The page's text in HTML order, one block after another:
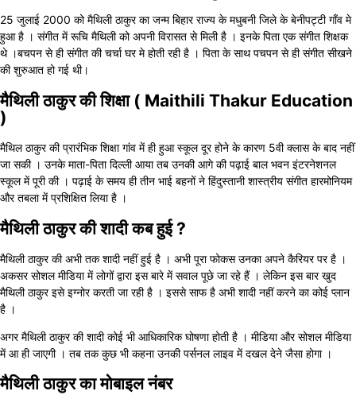
25 जुलाई 2000 को मैथिली ठाकुर का जन्म बिहार राज्य के मधुबनी जिले के बेनीपट्टी गाँव मे
हुआ है । संगीत में रूचि मैथिली को अपनी विरासत से मिली है । इनके पिता एक संगीत शिक्षक
थे ।बचपन से ही संगीत की चर्चा घर मे होती रही है । पिता के साथ पचपन से ही संगीत सीखने
की शुरुआत हो गई थी।
मैथिली ठाकुर की शिक्षा ( Maithili Thakur Education
)
मैथिल ठाकुर की प्रारंभिक शिक्षा गांव में ही हुआ स्कूल दूर होने के कारण 5वी क्लास के बाद नहीं
जा सकी । उनके माता-पिता दिल्ली आया तब उनकी आगे की पढ़ाई बाल भवन इंटरनेशनल
स्कूल में पूरी की । पढ़ाई के समय ही तीन भाई बहनों ने हिंदुस्तानी शास्त्रीय संगीत हारमोनियम
और तबला में प्रशिक्षित लिया है ।
मैथिली ठाकुर की शादी कब हुई ?
मैथिली ठाकुर की अभी तक शादी नहीं हुई है । अभी पूरा फोकस उनका अपने कैरियर पर है ।
अकसर सोशल मीडिया में लोगों द्वारा इस बारे में सवाल पूछे जा रहे हैं । लेकिन इस बार खुद
मैथिली ठाकुर इसे इग्नोर करती जा रही है । इससे साफ है अभी शादी नहीं करने का कोई प्लान
है ।
अगर मैथिली ठाकुर की शादी कोई भी आधिकारिक घोषणा होती है । मीडिया और सोशल मीडिया
में आ ही जाएगी । तब तक कुछ भी कहना उनकी पर्सनल लाइव में दखल देने जैसा होगा ।
मैथिली ठाकुर का मोबाइल नंबर